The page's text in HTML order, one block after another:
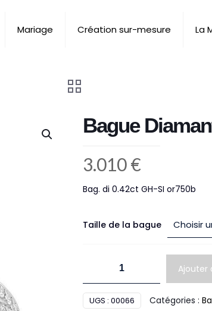
Mariage Création sur-mesure La
Bague
3.010€
Bag. di 0.42ct GH-SI or750b
Taille de la bague
Bague
Diamant
Ajouter
UGS : 00066 Catégories :